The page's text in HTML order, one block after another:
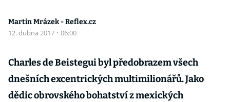
Martin Mrázek - Reflex.cz
12. dubna 2017 · 06:00
Charles de Beistegui byl předobrazem všech
dnešních excentrických multimilionářů. Jako
dědic obrovského bohatství z mexických